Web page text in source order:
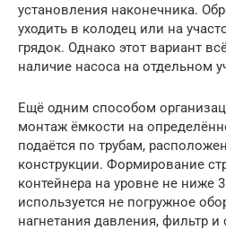
установления наконечника.
уходить в колодец или на
грядок. Однако этот вариант
наличие насоса на отдельном
Ещё одним способом
монтаж ёмкости на
подаётся по трубам,
конструкции. Формирование
контейнера на уровне не ниже
используется не погружное
нагнетания давления, фильтр и